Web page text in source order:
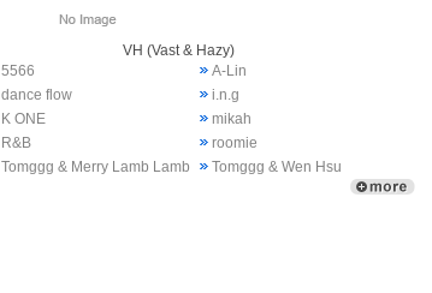
VH (Vast & Hazy)
5566
A-Lin
dance flow
i.n.g
K ONE
mikah
R&B
roomie
Tomggg & Merry Lamb Lamb Tomggg & Wen Hsu